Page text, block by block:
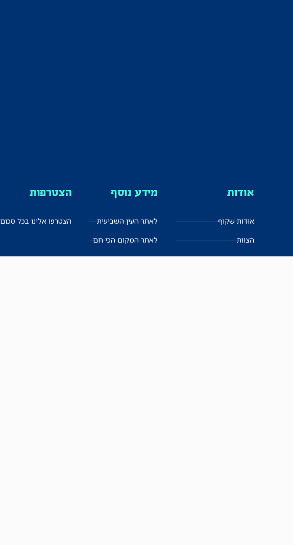
אודות
אודות שקוף
הצוות
הישגים
מידע נוסף
לאתר העין השביעית
לאתר המקום הכי חם
שקיפות עצמית
הצטרפות
הצטרפו אלינו בכל סכום